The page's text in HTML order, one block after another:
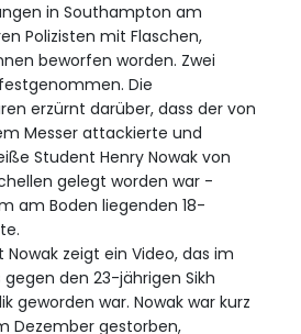
in Southampton am
Polizisten mit Flaschen,
beworfen worden. Zwei
Die
erzürnt darüber, dass der von
Messer attackierte und
Student Henry Nowak von
gelegt worden war -
am Boden liegenden 18-
zeigt ein Video, das im
gegen den 23-jährigen Sikh
geworden war. Nowak war kurz
Dezember gestorben,